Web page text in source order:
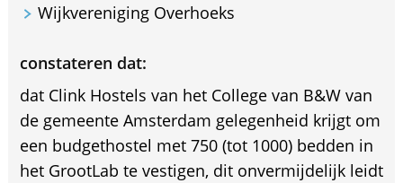
Wijkvereniging Overhoeks
constateren dat:
dat Clink Hostels van het College van B&W van
de gemeente Amsterdam gelegenheid krijgt om
een budgethostel met 750 (tot 1000) bedden in
het GrootLab te vestigen, dit onvermijdelijk leidt